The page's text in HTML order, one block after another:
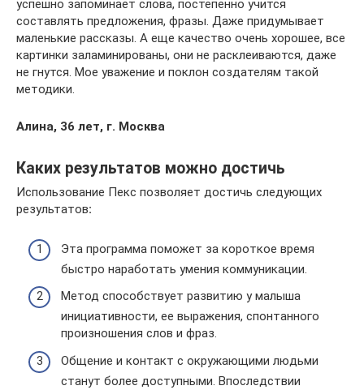
успешно запоминает слова, постепенно учится
составлять предложения, фразы. Даже придумывает
маленькие рассказы. А еще качество очень хорошее, все
картинки заламинированы, они не расклеиваются, даже
не гнутся. Мое уважение и поклон создателям такой
методики.
Алина, 36 лет, г. Москва
Каких результатов можно достичь
Использование Пекс позволяет достичь следующих
результатов:
Эта программа поможет за короткое время
быстро наработать умения коммуникации.
Метод способствует развитию у малыша
инициативности, ее выражения, спонтанного
произношения слов и фраз.
Общение и контакт с окружающими людьми
станут более доступными. Впоследствии